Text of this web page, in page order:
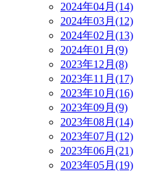
2024年04月(14)
2024年03月(12)
2024年02月(13)
2024年01月(9)
2023年12月(8)
2023年11月(17)
2023年10月(16)
2023年09月(9)
2023年08月(14)
2023年07月(12)
2023年06月(21)
2023年05月(19)